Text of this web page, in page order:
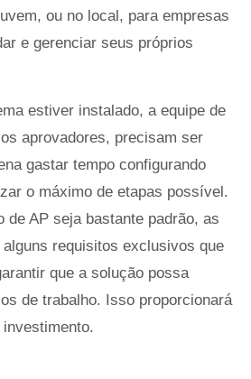
ou no local, para empresas
e gerenciar seus próprios
estiver instalado, a equipe de
aprovadores, precisam ser
gastar tempo configurando
o máximo de etapas possível.
de AP seja bastante padrão, as
requisitos exclusivos que
que a solução possa
de trabalho. Isso proporcionará